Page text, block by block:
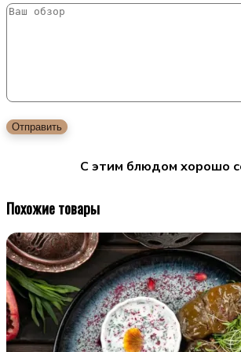
С этим блюдом хорошо
Похожие товары